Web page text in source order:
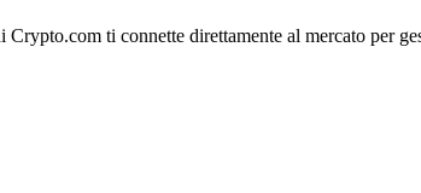
ti connette direttamente al mercato per